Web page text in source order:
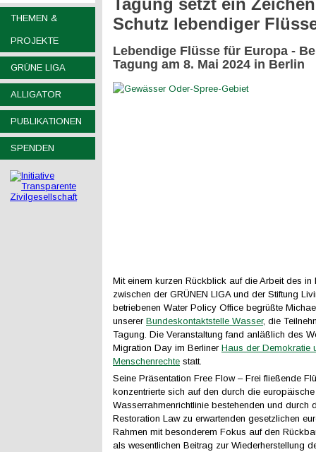
THEMEN &
PROJEKTE
GRÜNE LIGA
ALLIGATOR
PUBLIKATIONEN
SPENDEN
Tagung setzt ein
Schutz lebendiger
Lebendige Flüsse für Europa -
Tagung am 8. Mai 2024 in Berlin
Mit einem kurzen Rückblick auf die Arbeit des in
zwischen der GRÜNEN LIGA und der Stiftung
betriebenen Water Policy Office begrüßte
unserer Bundeskontaktstelle Wasser, die
Tagung. Die Veranstaltung fand anläßlich des
Migration Day im Berliner Haus der Demokratie
Menschenrechte statt.
Seine Präsentation Free Flow – Frei fließende
konzentrierte sich auf den durch die europäische
Wasserrahmenrichtlinie bestehenden und durch
Restoration Law zu erwartenden gesetzlichen
Rahmen mit besonderem Fokus auf den
als wesentlichen Beitrag zur Wiederherstellung